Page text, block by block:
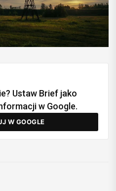
Ustaw Brief jako
w Google.
W GOOGLE